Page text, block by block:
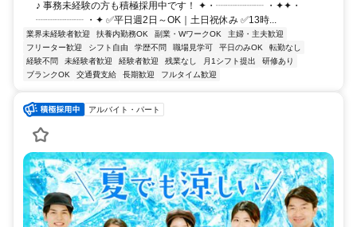
♪ 事務未経験の方も積極採用中です！ ✦・┈┈┈┈┈ ・✦✦・
┈┈┈┈┈ ・✦ ✅平日週2日～OK｜土日祝休み ✅13時...
業界未経験者歓迎 扶養内勤務OK 副業・WワークOK
主婦・主夫歓迎
フリーター歓迎
シフト自由 学歴不問 職場見学可 平日のみOK
転勤なし
経験不問
未経験者歓迎 経験者歓迎 残業なし 月1シフト提出
研修あり
ブランクOK
交通費支給 長期歓迎 フルタイム歓迎
アルバイト・パート